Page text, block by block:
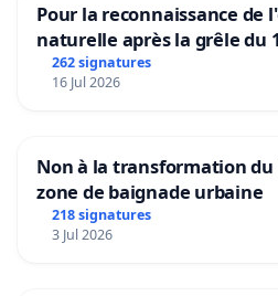
Pour la reconnaissance de
naturelle après la grêle du
Aubenas et ses alentours
262 signatures
16 Jul 2026
Non à la transformation
zone de baignade urbaine
218 signatures
3 Jul 2026